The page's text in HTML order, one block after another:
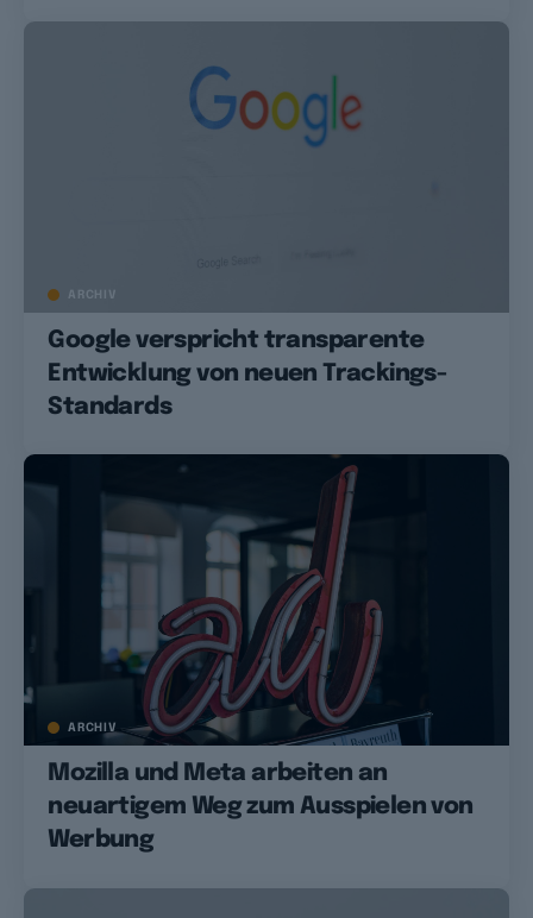
ARCHIV
Google verspricht transparente
Entwicklung von neuen Trackings-
Standards
ARCHIV
Mozilla und Meta arbeiten an
neuartigem Weg zum Ausspielen von
Werbung